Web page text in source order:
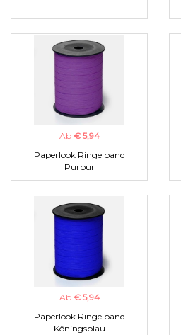
Ab € 5,94
Paperlook Ringelband
Purpur
Ab € 5,94
Paperlook Ringelband
Köningsblau